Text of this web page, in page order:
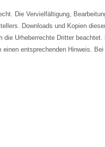
Die Vervielfältigung,
Downloads und Kopien
Urheberrechte Dritter
entsprechenden Hinweis.